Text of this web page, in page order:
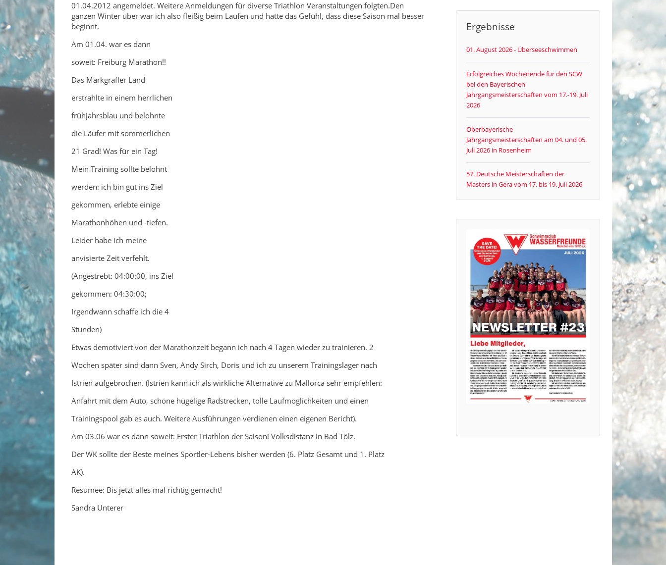
01.04.2012 angemeldet. Weitere Anmeldungen für diverse Triathlon Veranstaltungen folgten.Den
ganzen Winter über war ich also fleißig beim Laufen und hatte das Gefühl, dass diese Saison mal besser
beginnt.
Am 01.04. war es dann
soweit: Freiburg Marathon!!
Das Markgräfler Land
erstrahlte in einem herrlichen
frühjahrsblau und belohnte
die Läufer mit sommerlichen
21 Grad! Was für ein Tag!
Mein Training sollte belohnt
werden: ich bin gut ins Ziel
gekommen, erlebte einige
Marathonhöhen und -tiefen.
Leider habe ich meine
anvisierte Zeit verfehlt.
(Angestrebt: 04:00:00, ins Ziel
gekommen: 04:30:00;
Irgendwann schaffe ich die 4
Stunden)
Etwas demotiviert von der Marathonzeit begann ich nach 4 Tagen wieder zu trainieren. 2
Wochen später sind dann Sven, Andy Sirch, Doris und ich zu unserem Trainingslager nach
Istrien aufgebrochen. (Istrien kann ich als wirkliche Alternative zu Mallorca sehr empfehlen:
Anfahrt mit dem Auto, schöne hügelige Radstrecken, tolle Laufmöglichkeiten und einen
Trainingspool gab es auch. Weitere Ausführungen verdienen einen eigenen Bericht).
Am 03.06 war es dann soweit: Erster Triathlon der Saison! Volksdistanz in Bad Tölz.
Der WK sollte der Beste meines Sportler-Lebens bisher werden (6. Platz Gesamt und 1. Platz
AK).
Resümee: Bis jetzt alles mal richtig gemacht!
Sandra Unterer
Ergebnisse
01. August 2026 - Überseeschwimmen
Erfolgreiches Wochenende für den SCW
bei den Bayerischen
Jahrgangsmeisterschaften vom 17.-19. Juli
2026
Oberbayerische
Jahrgangsmeisterschaften am 04. und 05.
Juli 2026 in Rosenheim
57. Deutsche Meisterschaften der
Masters in Gera vom 17. bis 19. Juli 2026